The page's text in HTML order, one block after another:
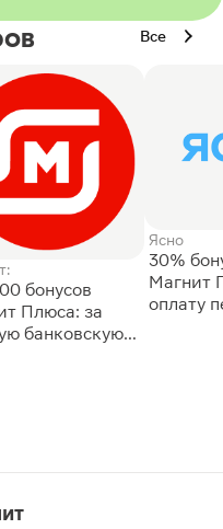
Все
бонусов
Плюса: за
банковскую
Ясно
30%
Магнит
оплату